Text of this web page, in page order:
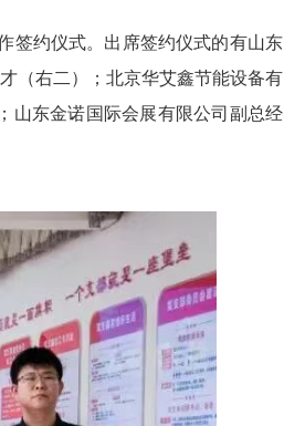
签约仪式。出席签约仪式的有山东
（右二）；北京华艾鑫节能设备有
山东金诺国际会展有限公司副总经